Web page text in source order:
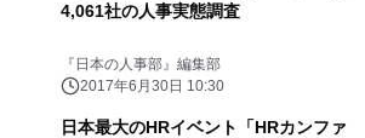
4,061社の人事実態調査
『日本の人事部』編集部
2017年6月30日 10:30
日本最大のHRイベント「HRカンファ